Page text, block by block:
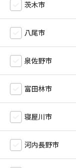
茨木市
八尾市
泉佐野市
富田林市
寝屋川市
河内長野市